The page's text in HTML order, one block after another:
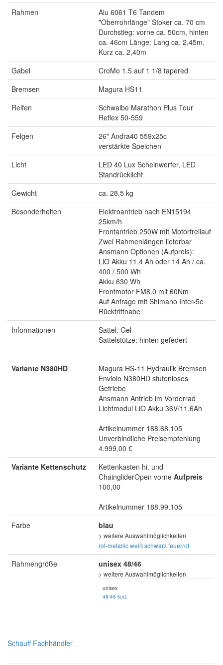
Rahmen
Alu 6061 T6 Tandem
"Oberrohrlänge" Stoker ca. 70 cm
Durchstieg: vorne ca. 50cm, hinten
ca. 46cm Länge: Lang ca. 2,45m,
Kurz ca. 2,40m
Gabel
CroMo 1.5 auf 1 1/8 tapered
Bremsen
Magura HS11
Reifen
Schwalbe Marathon Plus Tour
Reflex 50-559
Felgen
26" Andra40 559x25c
verstärkte Speichen
Licht
LED 40 Lux Scheinwerfer, LED
Standrücklicht
Gewicht
ca. 28,5 kg
Besonderheiten
Elektroantrieb nach EN15194
25km/h
Frontantrieb 250W mit Motorfreilauf
Zwei Rahmenlängen lieferbar
Ansmann Optionen (Aufpreis):
LiO Akku 11,4 Ah oder 14 Ah / ca.
400 / 500 Wh
Akku 630 Wh
Frontmotor FM8.0 mit 60Nm
Auf Anfrage mit Shimano Inter-5e
Rücktrittnabe
Informationen
Sattel: Gel
Sattelstütze: hinten gefedert
Variante N380HD
Magura HS-11 Hydraulik Bremsen
Enviolo N380HD stufenloses
Getriebe
Ansmann Antrieb im Vorderrad
Lichtmodul LiO Akku 36V/11,6Ah
Artikelnummer 188.68.105
Unverbindliche Preisempfehlung
4.999,00 €
Variante Kettenschutz
Kettenkasten hi. und
ChaingliderOpen vorne Aufpreis
100,00
Artikelnummer 188.99.105
Farbe
blau
> weitere Auswahlmöglichkeiten
rot-metallicweißschwarzfeuerrot
Rahmengröße unisex 48/46
> weitere Auswahlmöglichkeiten
unisex
48/46 kurz
Schauff Fachhändler